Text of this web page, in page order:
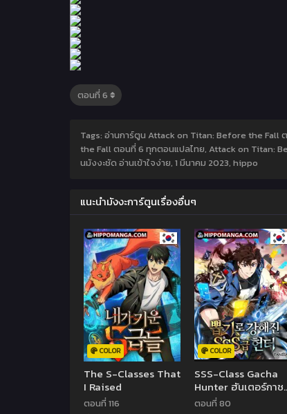
Tags: อ่านการ์ตูน Attack on Titan: Before the
the Fall ตอนที่ 6 ทุกตอนแปลไทย, Attack on Titan:
นมังงะชัด อ่านเข้าใจง่าย, 1 มีนาคม 2023, hippo
แนะนำมังงะการ์ตูนเรื่องอื่นๆ
COLOR
The S-Classes That
I Raised
ตอนที่ 116
COLOR
SSS-Class Gacha
Hunter ฮันเตอร์กาช
ระดับ sss
ตอนที่ 80